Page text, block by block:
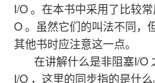
I/O 。在本书中采用了比较
O 。虽然它们的叫法不同，
其他书时应注意这一点。
在讲解什么是非阻塞I/O
I/O ，这里的同步指的是什